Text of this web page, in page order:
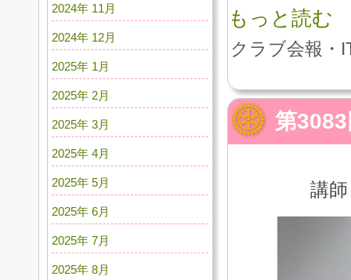
もっと読む
クラブ会報・
第
講
2024年 11月
2024年 12月
2025年 1月
2025年 2月
2025年 3月
2025年 4月
2025年 5月
2025年 6月
2025年 7月
2025年 8月